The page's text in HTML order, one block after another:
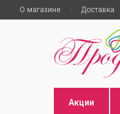
О магазине Доставка
Акции